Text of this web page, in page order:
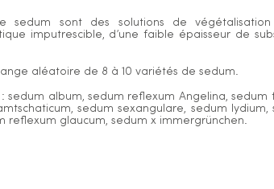
sedum sont des solutions de
imputrescible, d’une faible épaisseur de
aléatoire de 8 à 10 variétés de sedum.
: sedum album, sedum reflexum Angelina,
sedum sexangulare, sedum
reflexum glaucum, sedum x immergrünchen.